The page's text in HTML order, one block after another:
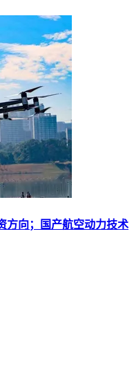
方向；国产航空动力技术